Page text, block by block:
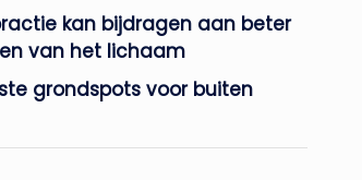
kan bijdragen aan beter
van het lichaam
grondspots voor buiten